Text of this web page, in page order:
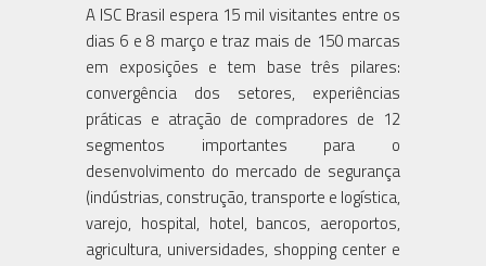
A ISC Brasil espera 15 mil visitantes entre os
dias 6 e 8 março e traz mais de 150 marcas
em exposições e tem base três pilares:
convergência dos setores, experiências
práticas e atração de compradores de 12
segmentos importantes para o
desenvolvimento do mercado de segurança
(indústrias, construção, transporte e logística,
varejo, hospital, hotel, bancos, aeroportos,
agricultura, universidades, shopping center e